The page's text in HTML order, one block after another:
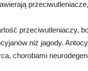
przeciwutleniaczy,
niż jagody.
chorobami